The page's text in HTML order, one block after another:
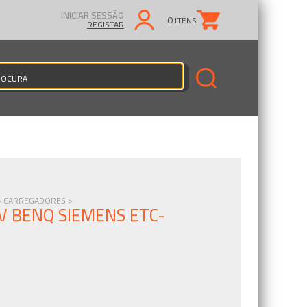
INICIAR SESSÃO
REGISTAR 0ITENS
CARREGADORES >
BENQ SIEMENS ETC-